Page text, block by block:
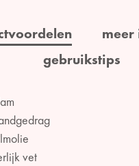
gebruikstips
vet